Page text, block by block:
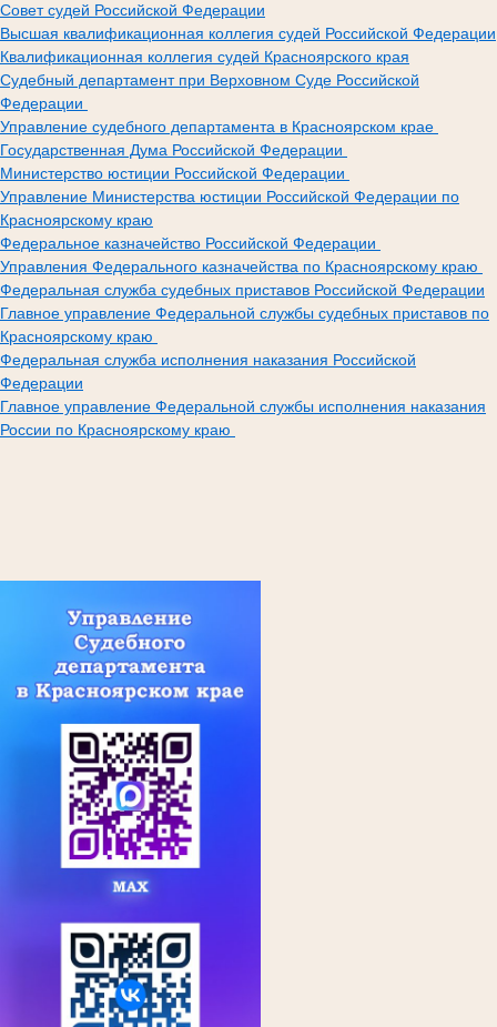
Совет судей Российской Федерации
Высшая квалификационная коллегия судей Российской Федерации
Квалификационная коллегия судей Красноярского края
Судебный департамент при Верховном Суде Российской
Федерации
Управление судебного департамента в Красноярском крае
Государственная Дума Российской Федерации
Министерство юстиции Российской Федерации
Управление Министерства юстиции Российской Федерации по
Красноярскому краю
Федеральное казначейство Российской Федерации
Управления Федерального казначейства по Красноярскому краю
Федеральная служба судебных приставов Российской Федерации
Главное управление Федеральной службы судебных приставов по
Красноярскому краю
Федеральная служба исполнения наказания Российской
Федерации
Главное управление Федеральной службы исполнения наказания
России по Красноярскому краю